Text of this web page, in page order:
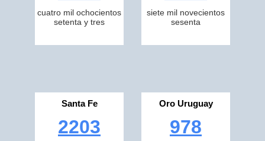
cuatro mil ochocientos
setenta y tres
siete mil novecientos
sesenta
Santa Fe
2203
Oro Uruguay
978